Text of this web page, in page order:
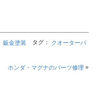
鈑金塗装 タグ： クオーターパ
ホンダ・マグナのパーツ修理 »